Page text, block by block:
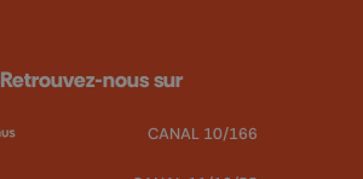
Retrouvez-nous sur
CANAL 10/166